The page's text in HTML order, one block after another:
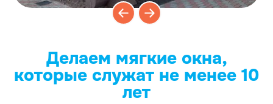
Делаем мягкие окна,
которые служат не менее 10
лет